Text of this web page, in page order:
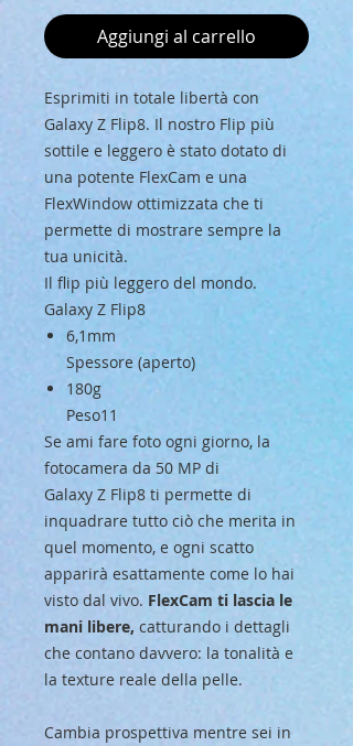
Aggiungi al carrello
Esprimiti in totale libertà con
Galaxy Z Flip8. Il nostro Flip più
sottile e leggero è stato dotato di
una potente FlexCam e una
FlexWindow ottimizzata che ti
permette di mostrare sempre la
tua unicità.
Il flip più leggero del mondo.
Galaxy Z Flip8
6,1mm
Spessore (aperto)
180g
Peso11
Se ami fare foto ogni giorno, la
fotocamera da 50 MP di
Galaxy Z Flip8 ti permette di
inquadrare tutto ciò che merita in
quel momento, e ogni scatto
apparirà esattamente come lo hai
visto dal vivo. FlexCam ti lascia le
mani libere, catturando i dettagli
che contano davvero: la tonalità e
la texture reale della pelle.
Cambia prospettiva mentre sei in